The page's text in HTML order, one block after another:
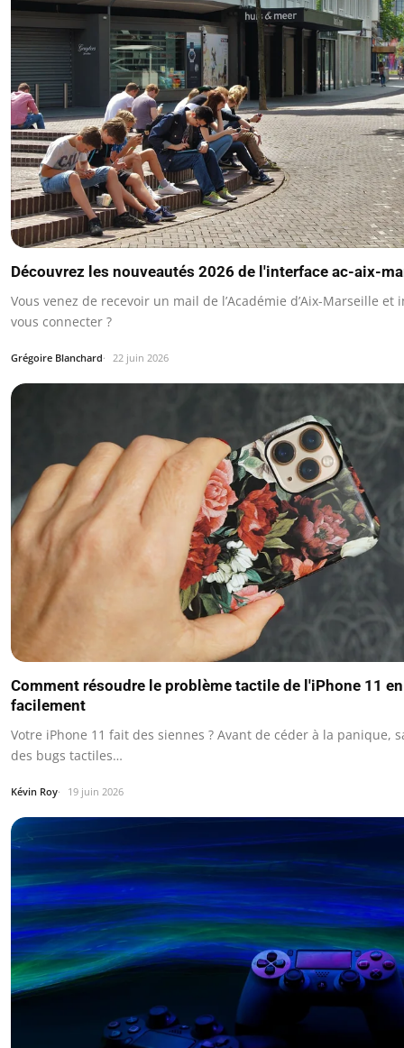
Découvrez les nouveautés 2026 de l'interface ac-aix-
Vous venez de recevoir un mail de l’Académie d’Aix-Marseille et
vous connecter ?
Grégoire Blanchard 22 juin 2026
Comment résoudre le problème tactile de l'iPhone 11
facilement
Votre iPhone 11 fait des siennes ? Avant de céder à la panique,
des bugs tactiles…
Kévin Roy 19 juin 2026